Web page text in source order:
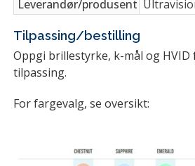
Leverandør/produsent
Tilpassing/bestilling
Oppgi brillestyrke, k-mål og
tilpassing.
For fargevalg, se oversikt: